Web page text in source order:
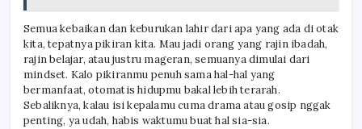
Semua kebaikan dan keburukan lahir dari apa yang ada di otak
kita, tepatnya pikiran kita. Mau jadi orang yang rajin ibadah,
rajin belajar, atau justru mageran, semuanya dimulai dari
mindset. Kalo pikiranmu penuh sama hal-hal yang
bermanfaat, otomatis hidupmu bakal lebih terarah.
Sebaliknya, kalau isi kepalamu cuma drama atau gosip nggak
penting, ya udah, habis waktumu buat hal sia-sia.